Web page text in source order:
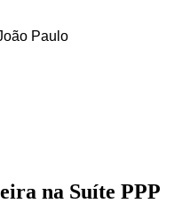
Paulo
na Suíte PPP